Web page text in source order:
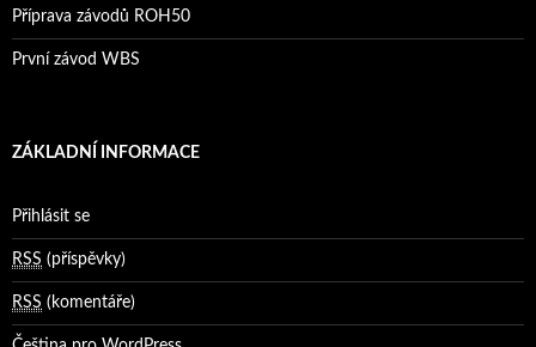
Příprava závodů ROH50
První závod WBS
ZÁKLADNÍ INFORMACE
Přihlásit se
RSS (příspěvky)
RSS (komentáře)